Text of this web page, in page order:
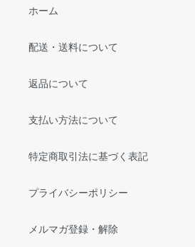
ホーム
配送・送料について
返品について
支払い方法について
特定商取引法に基づく表記
プライバシーポリシー
メルマガ登録・解除